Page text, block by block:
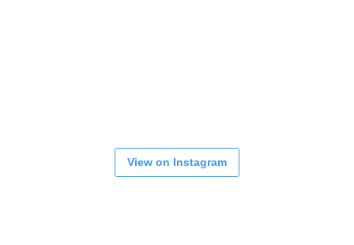
View on Instagram